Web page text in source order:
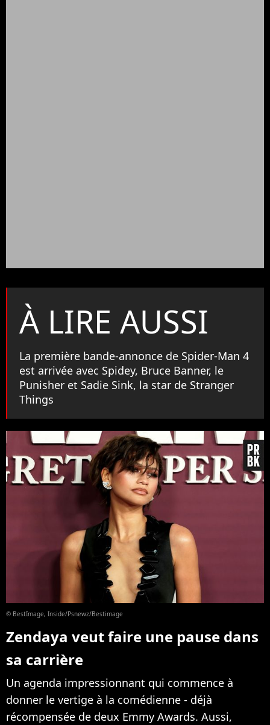
À LIRE AUSSI
La première bande-annonce de Spider-Man 4
est arrivée avec Spidey, Bruce Banner, le
Punisher et Sadie Sink, la star de Stranger
Things
© BestImage, Inside/Psnewz/Bestimage
Zendaya veut faire une pause dans
sa carrière
Un agenda impressionnant qui commence à
donner le vertige à la comédienne - déjà
récompensée de deux Emmy Awards. Aussi,